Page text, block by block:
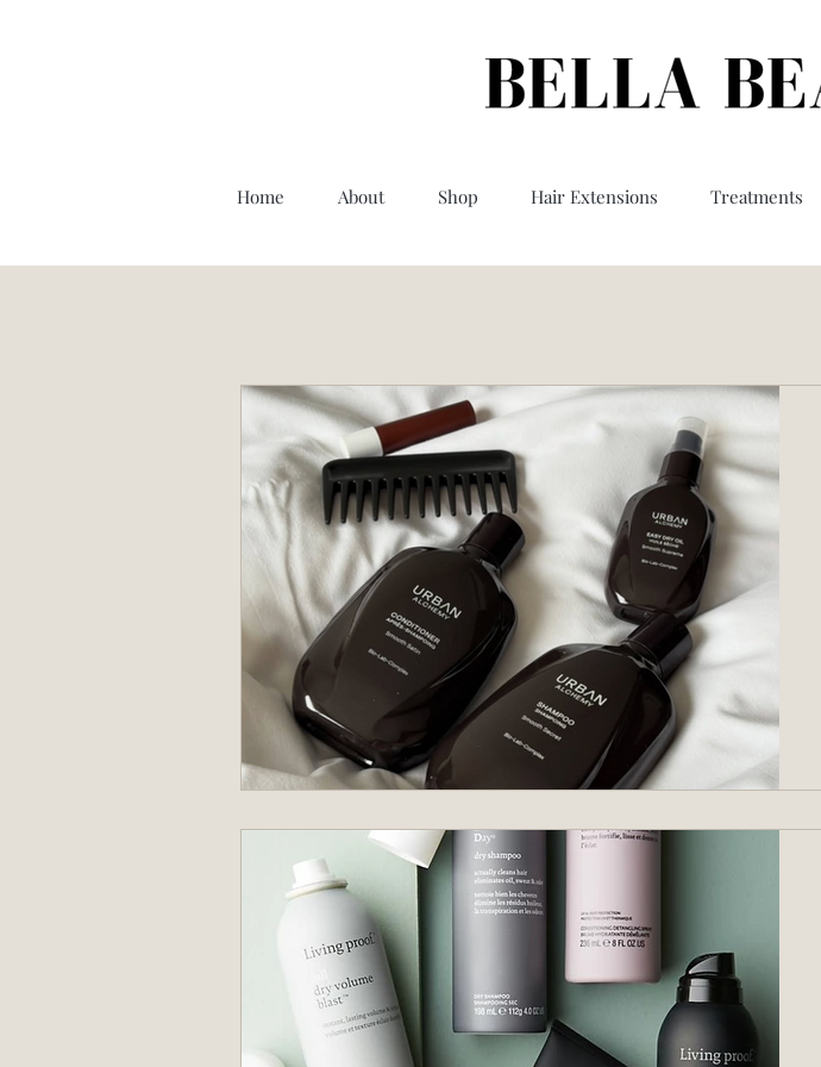
Home About Shop Hair Extensions Treatments